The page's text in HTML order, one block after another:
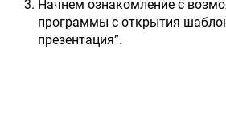
Начнем ознакомление с
программы с открытия
презентация”.